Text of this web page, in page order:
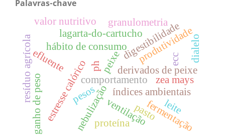
Palavras-chave
peixederivados de peixe
hábito de consumo
comportamento
estresse calórico índices ambientais
nebulizaçãoventilação
digestibilidade
efluente
fermentação
ph
proteína
resíduo agrícola
lagarta-do-cartucho
zea mays
granulometria
valor nutritivo
pesos
produtividade
ganho de peso pasto leite
ecc dialelo